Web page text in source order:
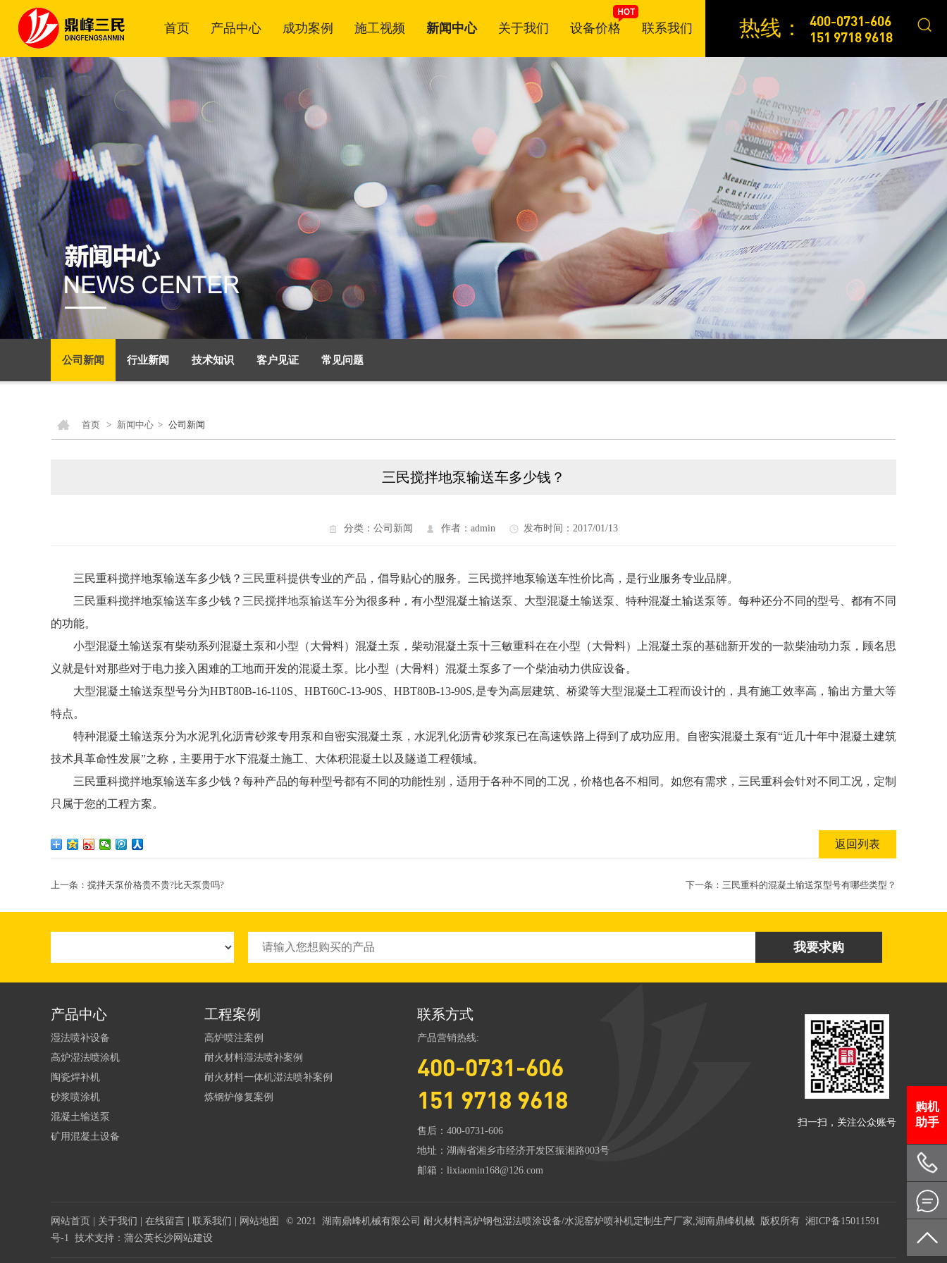
热线： 400-0731-606
151 9718 9618
首页 产品中心 成功案例 施工视频 新闻中心 关于我们 设备价格 联系我们
公司新闻 行业新闻 技术知识 客户见证 常见问题
首页 > 新闻中心 > 公司新闻
三民搅拌地泵输送车多少钱？
分类：公司新闻 作者：admin 发布时间：2017/01/13
三民重科搅拌地泵输送车多少钱？ 三民重科提供专业的产品，倡导贴心的服务。三民搅拌地泵输送车性价比高，是行业服务专业品牌。
三民重科搅拌地泵输送车多少钱？ 三民搅拌地泵输送车分为很多种，有小型混凝土输送泵、大型混凝土输送泵、特种混凝土输送泵等。每种还分不同的型号、都有不同
的功能。
小型混凝土输送泵有柴动系列混凝土泵和小型（大骨料）混凝土泵，柴动混凝土泵十三敏重科在在小型（大骨料）上混凝土泵的基础新开发的一款柴油动力泵，顾名思
义就是针对那些对于电力接入困难的工地而开发的混凝土泵。比小型（大骨料）混凝土泵多了一个柴油动力供应设备。
大型混凝土输送泵型号分为HBT80B-16-110S、HBT60C-13-90S、HBT80B-13-90S,是专为高层建筑、桥梁等大型混凝土工程而设计的，具有施工效率高，输出方量大等
特点。
特种混凝土输送泵分为水泥乳化沥青砂浆专用泵和自密实混凝土泵，水泥乳化沥青砂浆泵已在高速铁路上得到了成功应用。自密实混凝土泵有“近几十年中混凝土建筑
技术具革命性发展”之称，主要用于水下混凝土施工、大体积混凝土以及隧道工程领域。
三民重科搅拌地泵输送车多少钱？每种产品的每种型号都有不同的功能性别，适用于各种不同的工况，价格也各不相同。如您有需求，三民重科会针对不同工况，定制
只属于您的工程方案。
上一条： 搅拌天泵价格贵不贵?比天泵贵吗? 下一条： 三民重科的混凝土输送泵型号有哪些类型？
返回列表
产品中心
湿法喷补设备
高炉湿法喷涂机
陶瓷焊补机
砂浆喷涂机
混凝土输送泵
矿用混凝土设备
工程案例
高炉喷注案例
耐火材料湿法喷补案例
耐火材料一体机湿法喷补案例
炼钢炉修复案例
联系方式
产品营销热线:
400-0731-606
151 9718 9618
售后：400-0731-606
地址：湖南省湘乡市经济开发区振湘路003号
邮箱：lixiaomin168@126.com
扫一扫，关注公众账号
网站首页 关于我们 在线留言 联系我们 网站地图 © 2021 湖南鼎峰机械有限公司 耐火材料高炉钢包湿法喷涂设备/水泥窑炉喷补机定制生产厂家,湖南鼎峰机械 版权所有 湘ICP备15011591
号-1 技术支持：蒲公英长沙网站建设
购机
助手